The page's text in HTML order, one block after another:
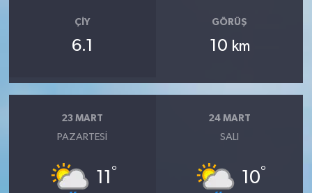
ÇIY
6.1
GÖRÜŞ
10 km
23 MART
PAZARTESI
11 °
24 MART
SALI
10°